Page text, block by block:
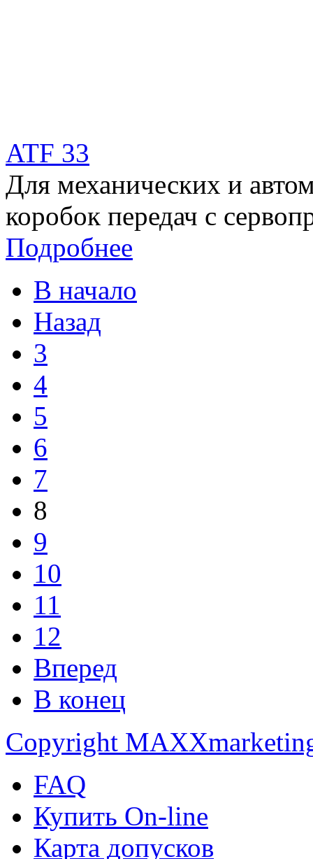
ATF 33
Для механических и
коробок передач с
Подробнее
В начало
Назад
3
4
5
6
7
8
9
10
11
12
Вперед
В конец
Copyright
FAQ
Купить On-line
Карта допусков